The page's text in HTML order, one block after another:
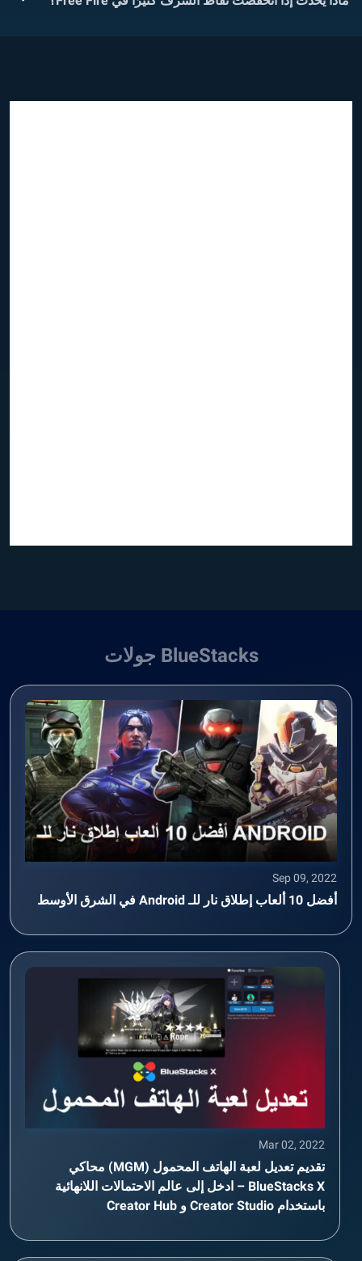
BlueStacks جولات
Sep 09, 2022
أفضل 10 ألعاب إطلاق نار للـ Android في الشرق الأوسط
Mar 02, 2022
تقديم تعديل لعبة الهاتف المحمول (MGM) محاكي
BlueStacks X – ادخل إلى عالم الاحتمالات اللانهائية
باستخدام Creator Studio و Creator Hub